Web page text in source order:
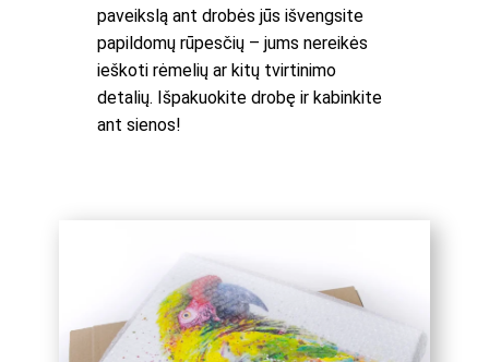
paveikslą ant drobės jūs išvengsite
papildomų rūpesčių – jums nereikės
ieškoti rėmelių ar kitų tvirtinimo
detalių. Išpakuokite drobę ir kabinkite
ant sienos!